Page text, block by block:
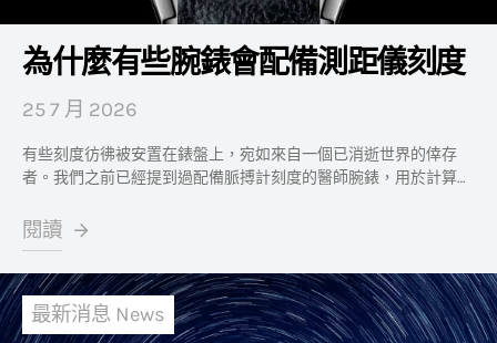
為什麼有些腕錶會配備測距儀刻度
25 7 月 2026
有些刻度彷彿被安置在錶盤上，宛如來自一個已消逝世界的倖存
者。我們之前已經提到過配備脈搏計刻度的醫師腕錶，用於計算…
閱讀
最新消息 News